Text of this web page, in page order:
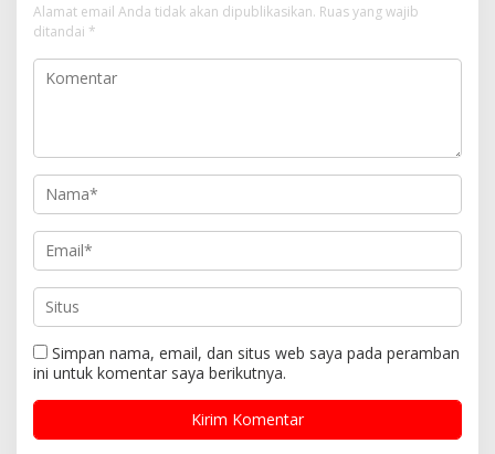
Alamat email Anda tidak akan dipublikasikan. Ruas yang wajib
ditandai *
Simpan nama, email, dan situs web saya pada peramban
ini untuk komentar saya berikutnya.